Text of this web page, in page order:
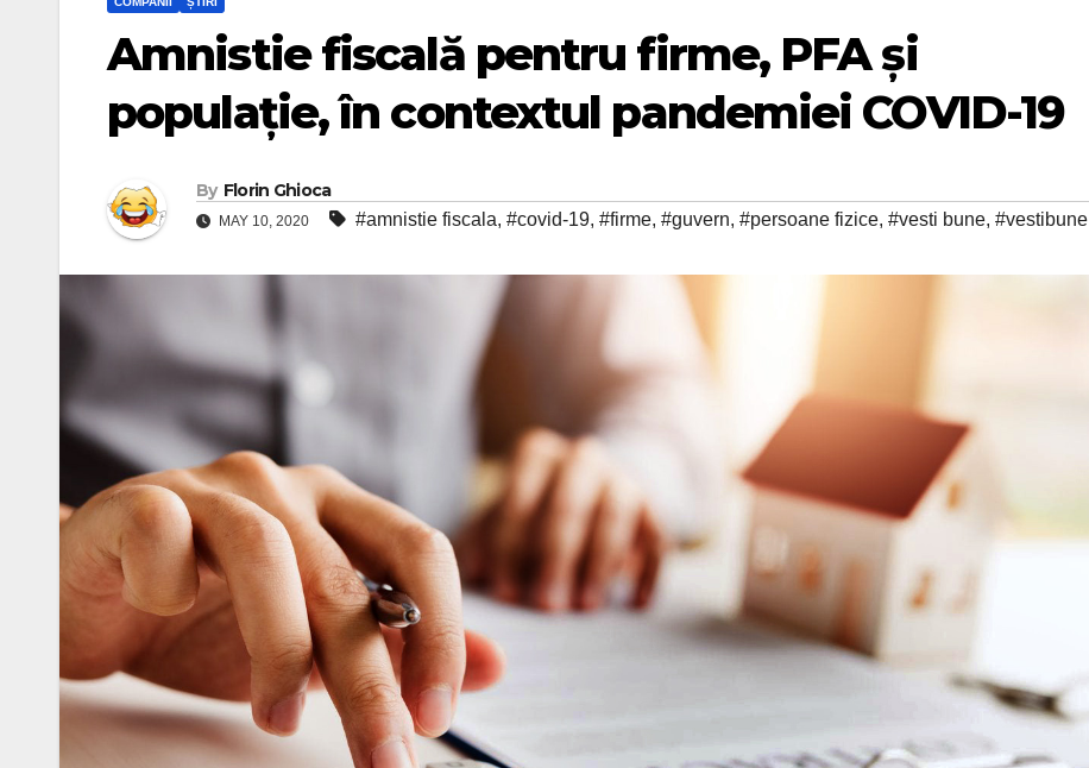
Amnistie fiscală pentru firme, PFA și
populație, în contextul pandemiei COVID-19
By Florin Ghioca
MAY 10, 2020 #amnistie fiscala, #covid-19, #firme, #guvern, #persoane fizice, #vesti bune, #vestibune